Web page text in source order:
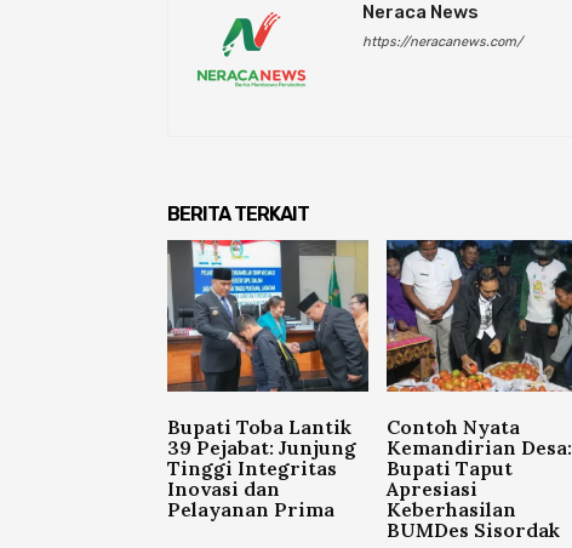
Neraca News
https://neracanews.com/
BERITA TERKAIT
Bupati Toba Lantik
39 Pejabat: Junjung
Tinggi Integritas
Inovasi dan
Pelayanan Prima
Contoh Nyata
Kemandirian Desa:
Bupati Taput
Apresiasi
Keberhasilan
BUMDes Sisordak